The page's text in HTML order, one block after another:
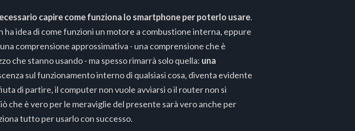
capire come funziona lo smartphone per poterlo usare.
idea di come funzioni un motore a combustione interna, eppure
comprensione approssimativa - una comprensione che è
che stanno usando - ma spesso rimarrà solo quella: una
sul funzionamento interno di qualsiasi cosa, diventa evidente
di partire, il computer non vuole avviarsi o il router non si
che è vero per le meraviglie del presente sarà vero anche per
tutto per usarlo con successo.